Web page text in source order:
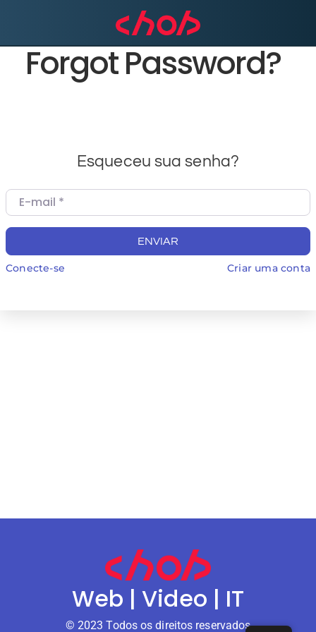
Forgot Password?
Esqueceu sua senha?
E-mail
ENVIAR
Conecte-se Criar uma conta
Web | Video | IT
© 2023 Todos os direitos reservados